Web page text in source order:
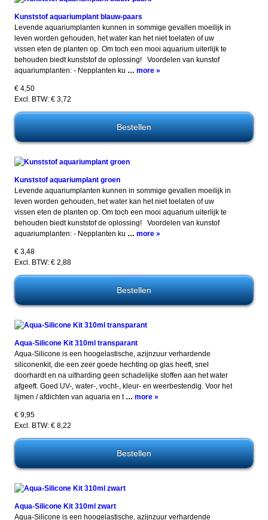
Kunststof aquariumplant blauw-paars
Levende aquariumplanten kunnen in sommige gevallen moeilijk in
leven worden gehouden, het water kan het niet toelaten of uw
vissen eten de planten op. Om toch een mooi aquarium uiterlijk te
behouden biedt kunststof de oplossing! Voordelen van kunstof
aquariumplanten: - Nepplanten ku … more »
€ 4,50
Excl. BTW: € 3,72
Kunststof aquariumplant groen
Levende aquariumplanten kunnen in sommige gevallen moeilijk in
leven worden gehouden, het water kan het niet toelaten of uw
vissen eten de planten op. Om toch een mooi aquarium uiterlijk te
behouden biedt kunststof de oplossing! Voordelen van kunstof
aquariumplanten: - Nepplanten ku … more »
€ 3,48
Excl. BTW: € 2,88
Aqua-Silicone Kit 310ml transparant
Aqua-Silicone is een hoogelastische, azijnzuur verhardende
siliconenkit, die een zeer goede hechting op glas heeft, snel
doorhardt en na uitharding geen schadelijke stoffen aan het water
afgeeft. Goed UV-, water-, vocht-, kleur- en weerbestendig. Voor het
lijmen / afdichten van aquaria en t… more »
€ 9,95
Excl. BTW: € 8,22
Aqua-Silicone Kit 310ml zwart
Aqua-Silicone is een hoogelastische, azijnzuur verhardende